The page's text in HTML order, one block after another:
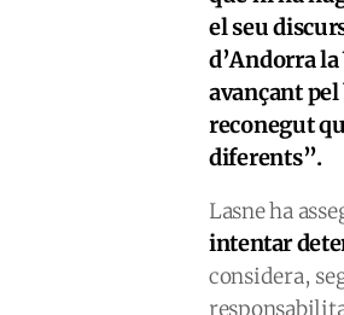
el seu
d’Andorra
avançant
reconegut
diferents”.
Lasne ha
intentar
considera,